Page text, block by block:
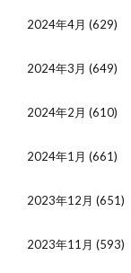
2024年4月 (629)
2024年3月 (649)
2024年2月 (610)
2024年1月 (661)
2023年12月 (651)
2023年11月 (593)